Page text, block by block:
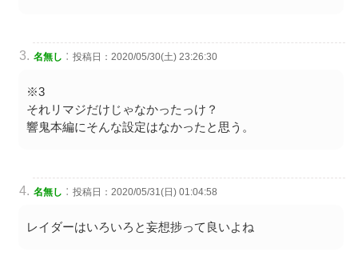
名無し : 投稿日：2020/05/30(土) 23:26:30
※3
それリマジだけじゃなかったっけ？
響鬼本編にそんな設定はなかったと思う。
名無し : 投稿日：2020/05/31(日) 01:04:58
レイダーはいろいろと妄想捗って良いよね